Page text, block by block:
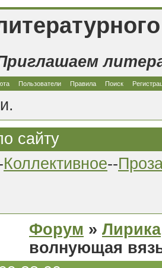
Пользователи Правила Поиск
сайту
Коллективное--
Форум » Лирика
волнующая